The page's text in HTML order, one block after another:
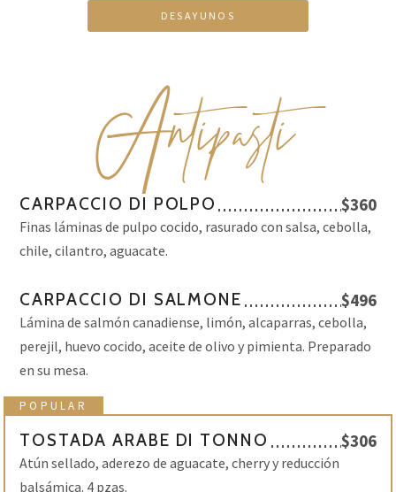
DESAYUNOS
Antipasti
CARPACCIO DI POLPO
Finas láminas de pulpo cocido, rasurado con salsa, cebolla,
chile, cilantro, aguacate.
$360
CARPACCIO DI SALMONE
Lámina de salmón canadiense, limón, alcaparras, cebolla,
perejil, huevo cocido, aceite de olivo y pimienta. Preparado
en su mesa.
$496
POPULAR
TOSTADA ARABE DI TONNO
Atún sellado, aderezo de aguacate, cherry y reducción
balsámica. 4 pzas.
$306